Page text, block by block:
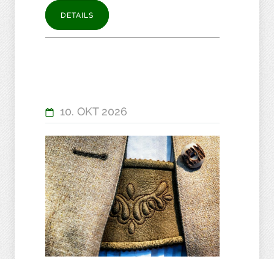
DETAILS
10. OKT 2026